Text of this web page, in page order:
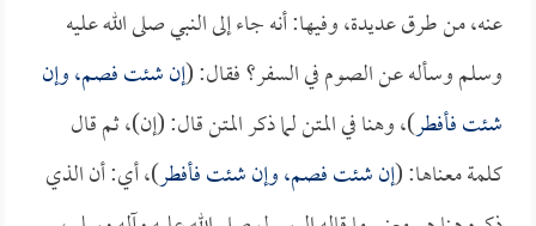
عنه، من طرق عديدة، وفيها: أنه جاء إلى النبي صلى الله عليه
وسلم وسأله عن الصوم في السفر؟ فقال: (إن شئت فصم، وإن
شئت فأفطر)، وهنا في المتن لما ذكر المتن قال: (إن)، ثم قال
كلمة معناها: (إن شئت فصم، وإن شئت فأفطر)، أي: أن الذي